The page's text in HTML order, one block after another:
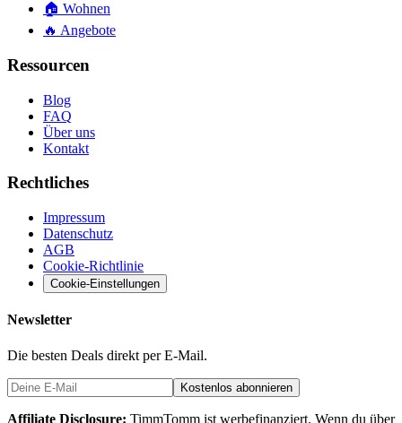
🏠 Wohnen
🔥 Angebote
Ressourcen
Blog
FAQ
Über uns
Kontakt
Rechtliches
Impressum
Datenschutz
AGB
Cookie-Richtlinie
Cookie-Einstellungen
Newsletter
Die besten Deals direkt per E-Mail.
Kostenlos abonnieren
Affiliate Disclosure: TimmTomm ist werbefinanziert. Wenn du über